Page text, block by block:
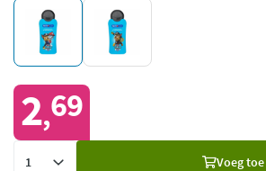
2,69
Voeg toe